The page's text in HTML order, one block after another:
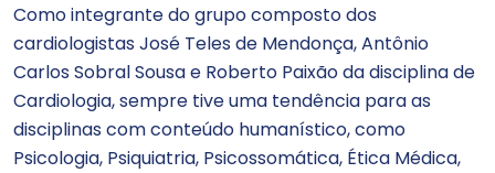
Como integrante do grupo composto dos
cardiologistas José Teles de Mendonça, Antônio
Carlos Sobral Sousa e Roberto Paixão da disciplina de
Cardiologia, sempre tive uma tendência para as
disciplinas com conteúdo humanístico, como
Psicologia, Psiquiatria, Psicossomática, Ética Médica,